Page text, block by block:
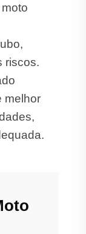
riscos.
melhor